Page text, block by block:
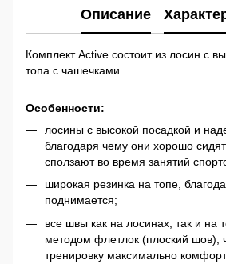
Описание
Комплект Active состоит из лосин с
топа с чашечками.
Особенности:
лосины с высокой посадкой и
благодаря чему они хорошо
сползают во время занятий
широкая резинка на топе,
поднимается;
все швы как на лосинах, так и на
методом флетлок (плоский шов),
тренировку максимально